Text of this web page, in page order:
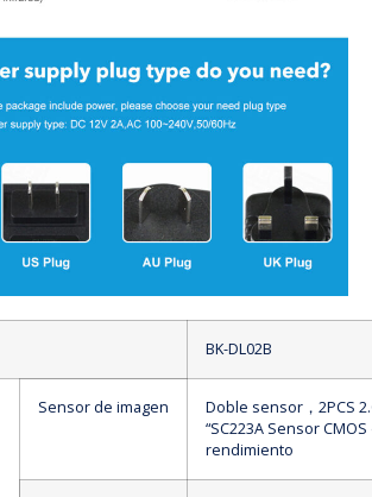
BK-DL02B
Sensor de imagen
Doble sensor，2PCS
“SC223A Sensor
rendimiento